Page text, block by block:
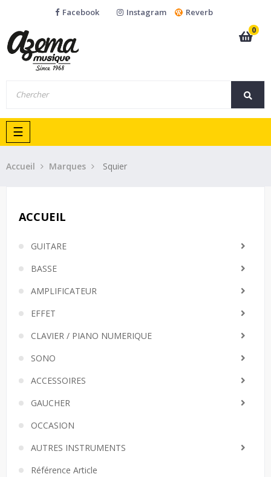
Facebook Instagram
Reverb
0
Basculer
la
navigation
☰
Accueil Marques Squier
ACCUEIL
GUITARE
BASSE
AMPLIFICATEUR
EFFET
CLAVIER / PIANO NUMERIQUE
SONO
ACCESSOIRES
GAUCHER
OCCASION
AUTRES INSTRUMENTS
Référence Article